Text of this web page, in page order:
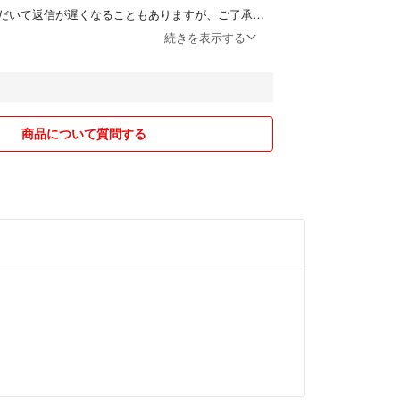
いて返信が遅くなることもありますが、ご了承下
続きを表示する
商品について質問する